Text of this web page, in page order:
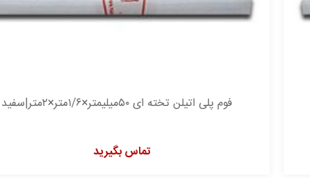
فوم پلی اتیلن تخته ای ۵۰میلیمتر×۱/۶متر×۲متر|سفید
تماس بگیرید